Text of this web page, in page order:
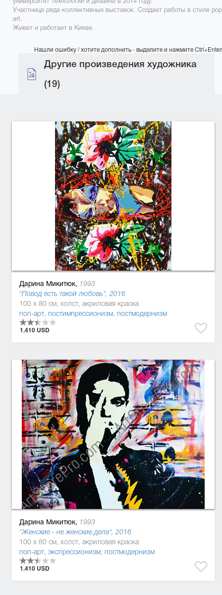
Участница ряда коллективных выставок. Создает работы в стиле pop
art.
Живет и работает в Киеве.
Нашли ошибку / хотите дополнить - выделите и нажмите Ctrl+Enter
Другие произведения художника
(19)
Дарина Микитюк, 1993
"Повод есть такой любовь", 2016
100 x 80 см, холст, акриловая краска
поп-арт, постимпрессионизм, постмодернизм
1.410 USD
Дарина Микитюк, 1993
"Женские - не женские дела", 2016
100 x 80 см, холст, акриловая краска
поп-арт, экспрессионизм, постмодернизм
1.410 USD